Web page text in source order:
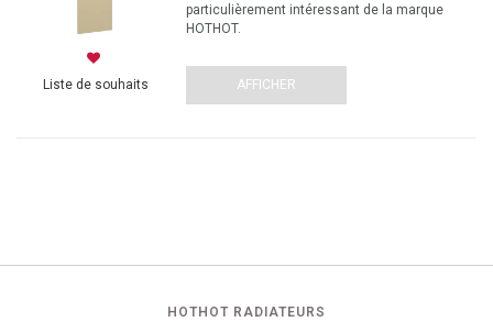
Liste de souhaits
particulièrement intéressant de la marque
HOTHOT.
AFFICHER
HOTHOT RADIATEURS